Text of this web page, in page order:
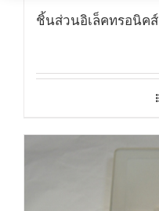
ชิ้นส่วนอิเล็คทรอนิคส์